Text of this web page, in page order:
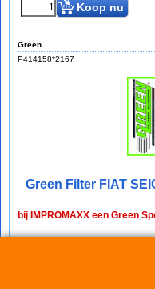
Koop nu
Green
P414158*2167
Green Filter FIAT
bij IMPROMAXX een Green